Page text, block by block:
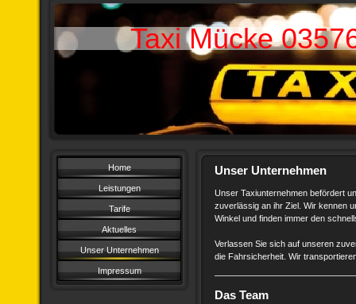
Taxi Mücke
Home
Leistungen
Tarife
Aktuelles
Unser Unternehmen
Impressum
Unser Unternehmen
Unser Taxiunternehmen befördert
zuverlässig an ihr Ziel. Wir kennen
Winkel und finden immer den
Verlassen Sie sich auf unseren
die Fahrsicherheit. Wir
Das Team